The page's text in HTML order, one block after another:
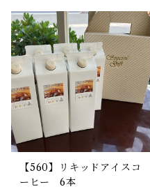
【560】リキッドアイスコ
ーヒー 6本